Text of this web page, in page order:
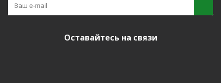
Оставайтесь на связи